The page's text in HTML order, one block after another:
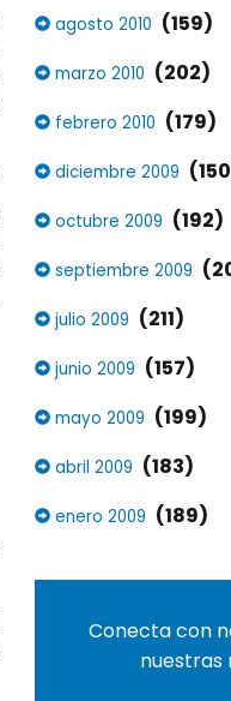
agosto 2010 (159)
marzo 2010 (202)
febrero 2010 (179)
diciembre 2009
octubre 2009 (192)
septiembre 2009
julio 2009 (211)
junio 2009 (157)
mayo 2009 (199)
abril 2009 (183)
enero 2009 (189)
Conecta con
nuestras